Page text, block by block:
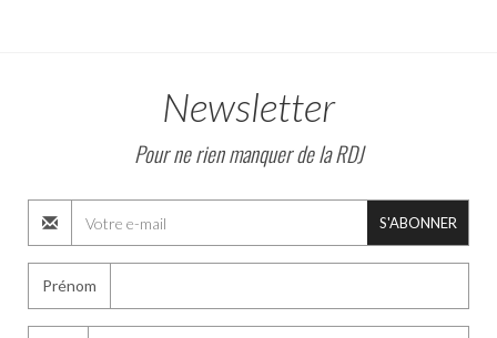
Newsletter
Pour ne rien manquer de la RDJ
S'ABONNER
Prénom